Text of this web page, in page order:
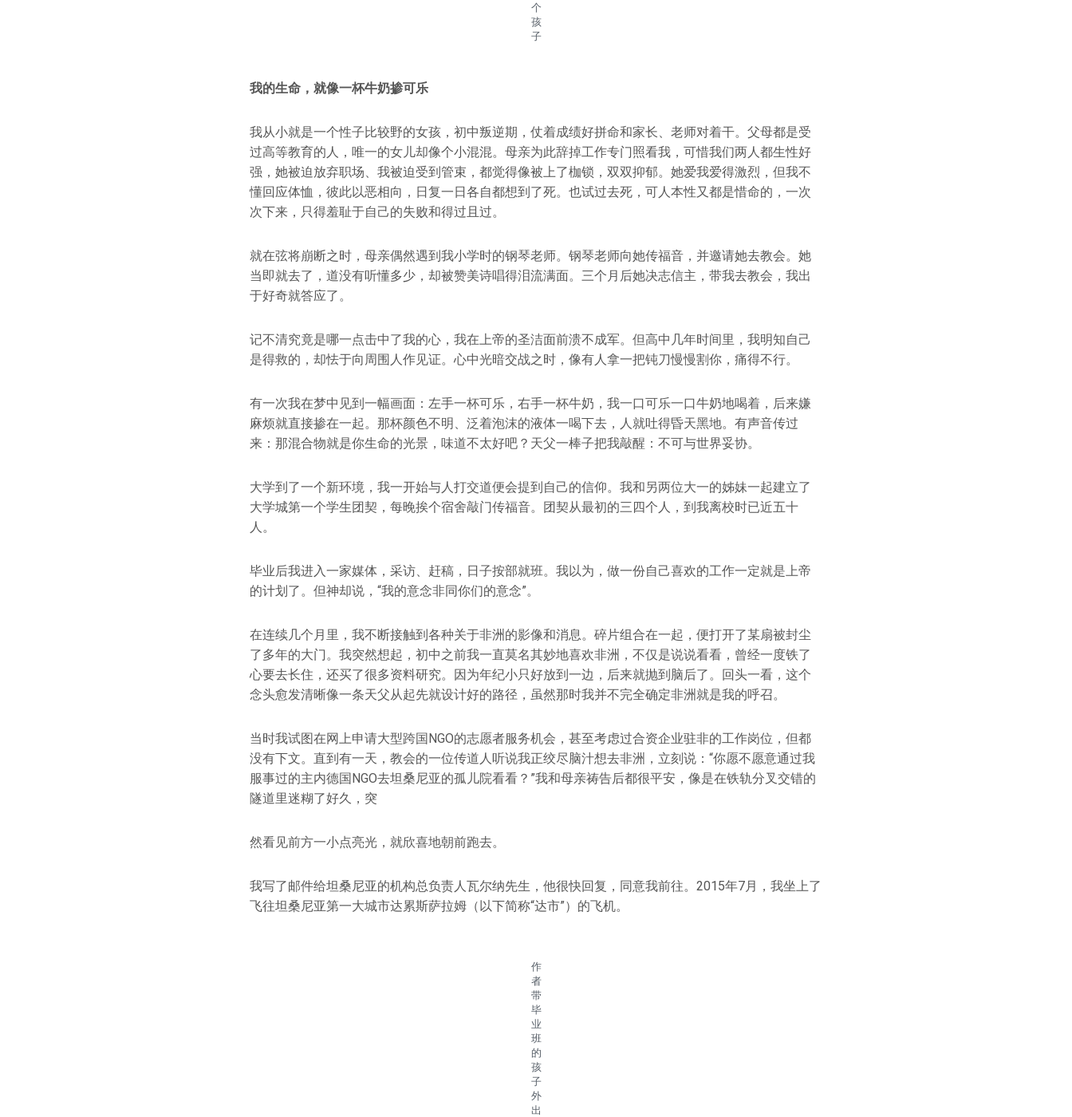
个
孩
子
我的生命，就像一杯牛奶掺可乐
我从小就是一个性子比较野的女孩，初中叛逆期，仗着成绩好拼命和家长、老师对着干。父母都是受
过高等教育的人，唯一的女儿却像个小混混。母亲为此辞掉工作专门照看我，可惜我们两人都生性好
强，她被迫放弃职场、我被迫受到管束，都觉得像被上了枷锁，双双抑郁。她爱我爱得激烈，但我不
懂回应体恤，彼此以恶相向，日复一日各自都想到了死。也试过去死，可人本性又都是惜命的，一次
次下来，只得羞耻于自己的失败和得过且过。
就在弦将崩断之时，母亲偶然遇到我小学时的钢琴老师。钢琴老师向她传福音，并邀请她去教会。她
当即就去了，道没有听懂多少，却被赞美诗唱得泪流满面。三个月后她决志信主，带我去教会，我出
于好奇就答应了。
记不清究竟是哪一点击中了我的心，我在上帝的圣洁面前溃不成军。但高中几年时间里，我明知自己
是得救的，却怯于向周围人作见证。心中光暗交战之时，像有人拿一把钝刀慢慢割你，痛得不行。
有一次我在梦中见到一幅画面：左手一杯可乐，右手一杯牛奶，我一口可乐一口牛奶地喝着，后来嫌
麻烦就直接掺在一起。那杯颜色不明、泛着泡沫的液体一喝下去，人就吐得昏天黑地。有声音传过
来：那混合物就是你生命的光景，味道不太好吧？天父一棒子把我敲醒：不可与世界妥协。
大学到了一个新环境，我一开始与人打交道便会提到自己的信仰。我和另两位大一的姊妹一起建立了
大学城第一个学生团契，每晚挨个宿舍敲门传福音。团契从最初的三四个人，到我离校时已近五十
人。
毕业后我进入一家媒体，采访、赶稿，日子按部就班。我以为，做一份自己喜欢的工作一定就是上帝
的计划了。但神却说，“我的意念非同你们的意念”。
在连续几个月里，我不断接触到各种关于非洲的影像和消息。碎片组合在一起，便打开了某扇被封尘
了多年的大门。我突然想起，初中之前我一直莫名其妙地喜欢非洲，不仅是说说看看，曾经一度铁了
心要去长住，还买了很多资料研究。因为年纪小只好放到一边，后来就抛到脑后了。回头一看，这个
念头愈发清晰像一条天父从起先就设计好的路径，虽然那时我并不完全确定非洲就是我的呼召。
当时我试图在网上申请大型跨国NGO的志愿者服务机会，甚至考虑过合资企业驻非的工作岗位，但都
没有下文。直到有一天，教会的一位传道人听说我正绞尽脑汁想去非洲，立刻说：“你愿不愿意通过我
服事过的主内德国NGO去坦桑尼亚的孤儿院看看？”我和母亲祷告后都很平安，像是在铁轨分叉交错的
隧道里迷糊了好久，突
然看见前方一小点亮光，就欣喜地朝前跑去。
我写了邮件给坦桑尼亚的机构总负责人瓦尔纳先生，他很快回复，同意我前往。2015年7月，我坐上了
飞往坦桑尼亚第一大城市达累斯萨拉姆（以下简称“达市”）的飞机。
作
者
带
毕
业
班
的
孩
子
外
出